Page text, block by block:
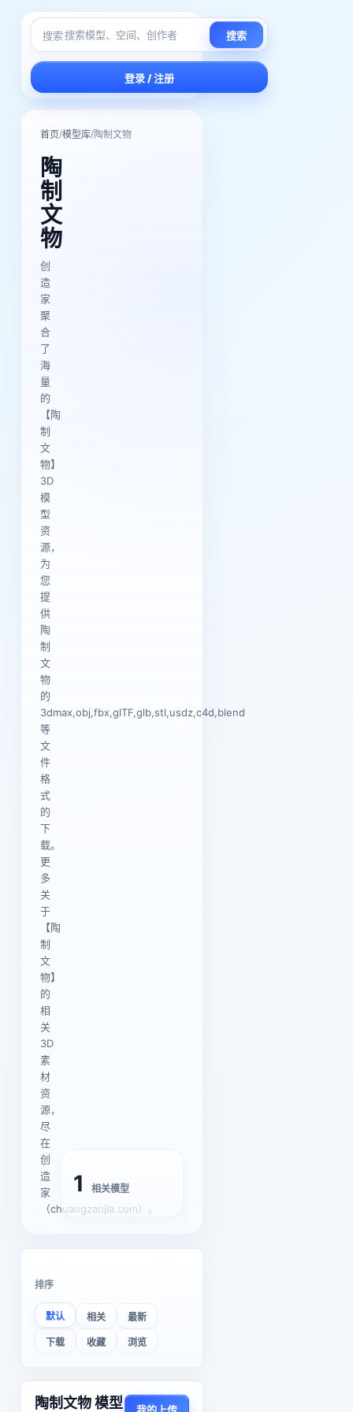
搜索 搜索
登录 / 注册
首页/模型库/陶制文物
陶
制
文
物
创
造
家
聚
合
了
海
量
的
【陶
制
文
物】
3D
模
型
资
源，
为
您
提
供
陶
制
文
物
的
3dmax,obj,fbx,glTF,glb,stl,usdz,c4d,blend
等
文
件
格
式
的
下
载。
更
多
关
于
【陶
制
文
物】
的
相
关
3D
素
材
资
源，
尽
在
创
造
家
（chuangzaojia.com）。
1 相关模型
排序
默认 相关 最新
下载 收藏 浏览
陶制文物 模型 我的上传